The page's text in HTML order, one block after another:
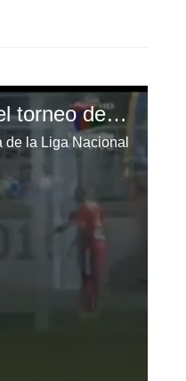
Los mejores goles de la primera vuelta del torneo de clausura de la Liga Nacional
de la Liga Nacional